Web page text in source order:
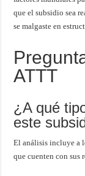
que el subsidio sea
se malgaste en
ATTT
¿A qué
este
El análisis incluye a
que cuenten con sus